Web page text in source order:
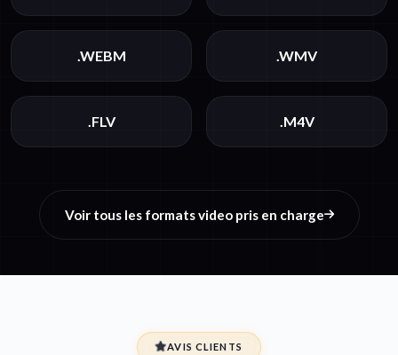
.WEBM .WMV
.FLV .M4V
Voir tous les formats video pris en charge
AVIS CLIENTS